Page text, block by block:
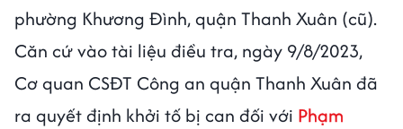
phường Khương Đình, quận Thanh Xuân (cũ).
Căn cứ vào tài liệu điều tra, ngày 9/8/2023,
Cơ quan CSĐT Công an quận Thanh Xuân đã
ra quyết định khởi tố bị can đối với Phạm